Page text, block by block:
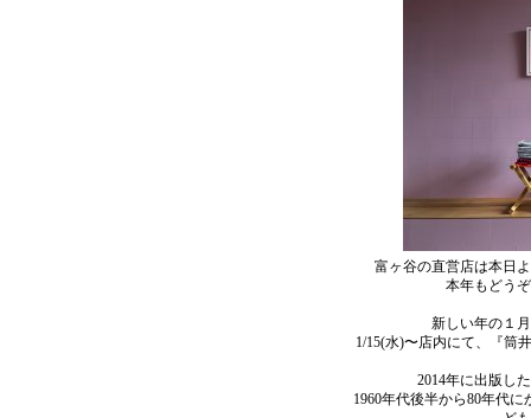
富ヶ谷の直営店は本日
本年もどう
新しい年の１
1/15(水)〜店内にて、『筒
2014年に出版し
1960年代後半から80年代